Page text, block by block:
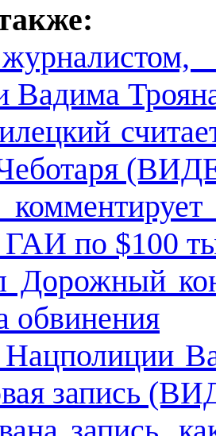
Вадима
ГАИ по $100
Дорожный
обвинения
Нацполиции
запись